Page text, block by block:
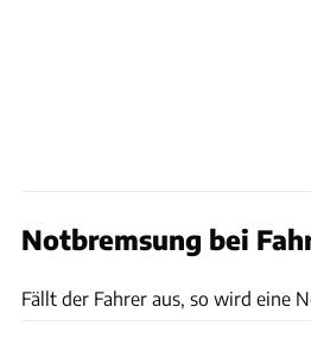
Notbremsung bei
Fällt der Fahrer aus, so wird eine